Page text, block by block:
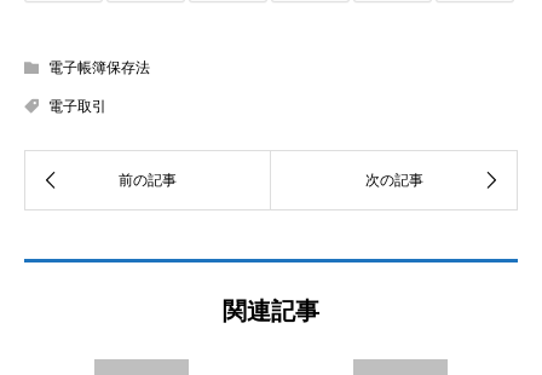
電子帳簿保存法
電子取引
関連記事